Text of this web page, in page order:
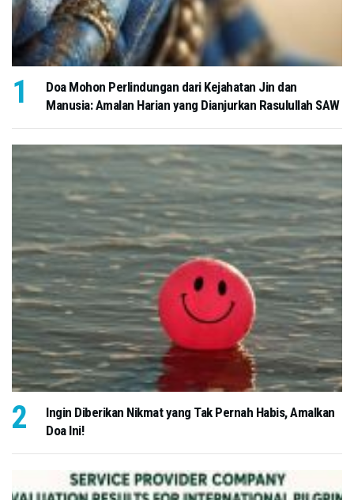
Doa Mohon Perlindungan dari Kejahatan Jin dan
Manusia: Amalan Harian yang Dianjurkan Rasulullah SAW
Ingin Diberikan Nikmat yang Tak Pernah Habis, Amalkan
Doa Ini!